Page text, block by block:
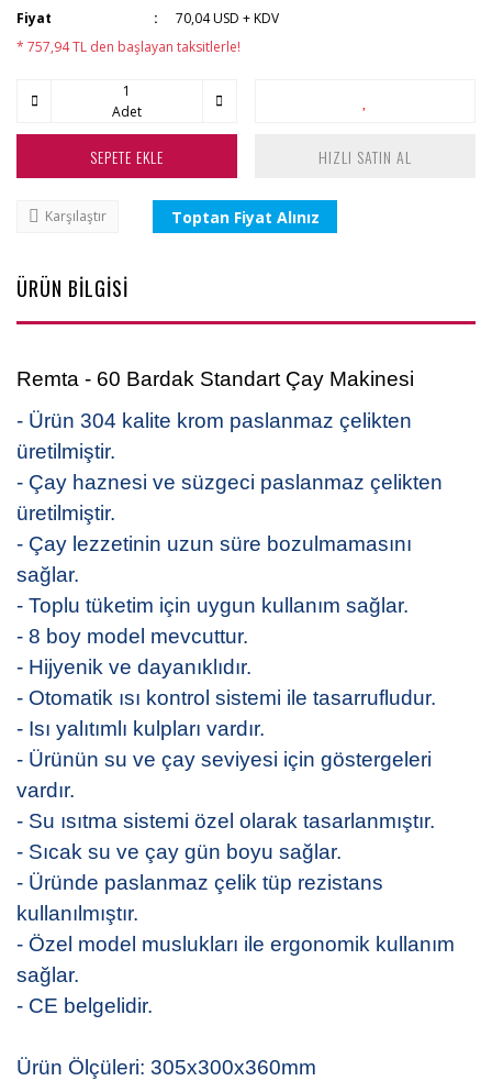
Fiyat
70,04 USD + KDV
* 757,94 TL den başlayan taksitlerle!
Adet
SEPETE EKLE HIZLI SATIN AL
Karşılaştır Toptan Fiyat Alınız
ÜRÜN BİLGİSİ
Remta - 60 Bardak Standart Çay Makinesi
- Ürün 304 kalite krom paslanmaz çelikten
üretilmiştir.
- Çay haznesi ve süzgeci paslanmaz çelikten
üretilmiştir.
- Çay lezzetinin uzun süre bozulmamasını
sağlar.
- Toplu tüketim için uygun kullanım sağlar.
- 8 boy model mevcuttur.
- Hijyenik ve dayanıklıdır.
- Otomatik ısı kontrol sistemi ile tasarrufludur.
- Isı yalıtımlı kulpları vardır.
- Ürünün su ve çay seviyesi için göstergeleri
vardır.
- Su ısıtma sistemi özel olarak tasarlanmıştır.
- Sıcak su ve çay gün boyu sağlar.
- Üründe paslanmaz çelik tüp rezistans
kullanılmıştır.
- Özel model muslukları ile ergonomik kullanım
sağlar.
- CE belgelidir.
Ürün Ölçüleri: 305x300x360mm